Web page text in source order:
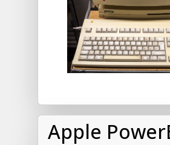
Apple